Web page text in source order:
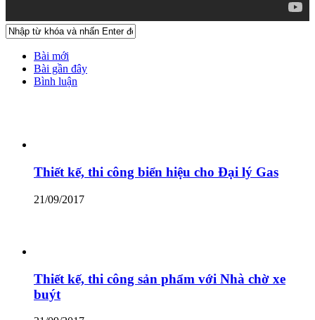
Bài mới
Bài gần đây
Bình luận
Thiết kế, thi công biển hiệu cho Đại lý Gas
21/09/2017
Thiết kế, thi công sản phẩm với Nhà chờ xe
buýt